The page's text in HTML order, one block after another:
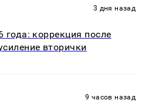
3 дня назад
года: коррекция после
вторички
9 часов назад